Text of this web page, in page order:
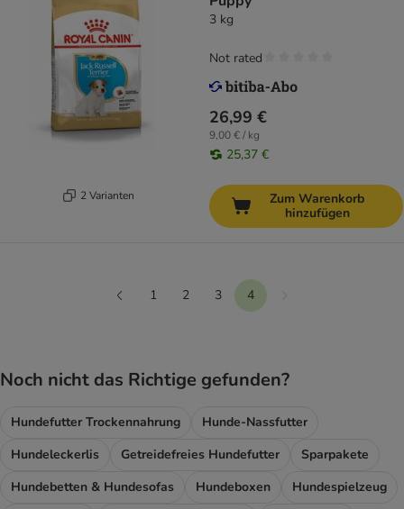
2 Varianten
3 kg
26,99 €
9,00 € / kg
25,37 €
Not rated
Zum Warenkorb
hinzufügen
1 2 3 4 Weiter
Noch nicht das Richtige gefunden?
Hundefutter Trockennahrung
Hunde-Nassfutter
Hundeleckerlis
Getreidefreies Hundefutter
Sparpakete
Hundebetten & Hundesofas
Hundeboxen
Hundespielzeug